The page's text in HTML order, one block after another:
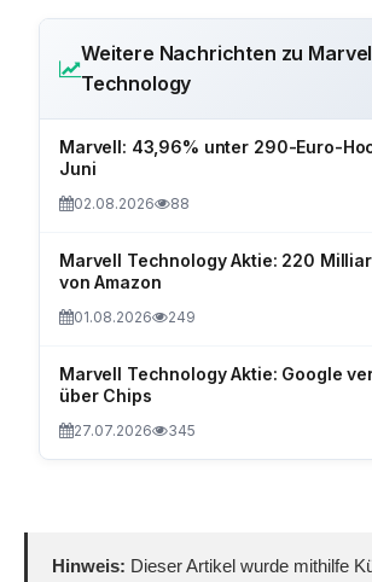
Weitere Nachrichten zu
Technology
Marvell: 43,96% unter 290-Euro-
Juni
02.08.2026 88
Marvell Technology Aktie: 220
von Amazon
01.08.2026 249
Marvell Technology Aktie: Google
über Chips
27.07.2026 345
Hinweis: Dieser Artikel wurde mithilfe